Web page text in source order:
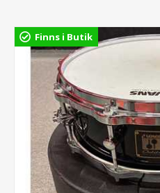
Finns i Butik